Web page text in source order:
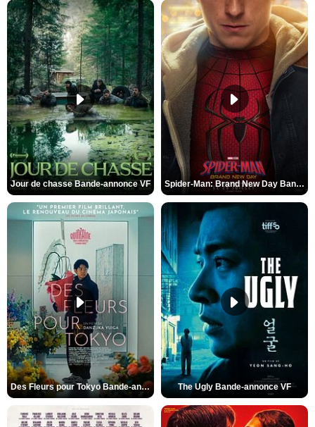
Jour de chasse Bande-annonce VF Spider-Man: Brand New Day Bande-annonce (3) VO STFR
Des Fleurs pour Tokyo Bande-annonce VO STFR The Ugly Bande-annonce VF